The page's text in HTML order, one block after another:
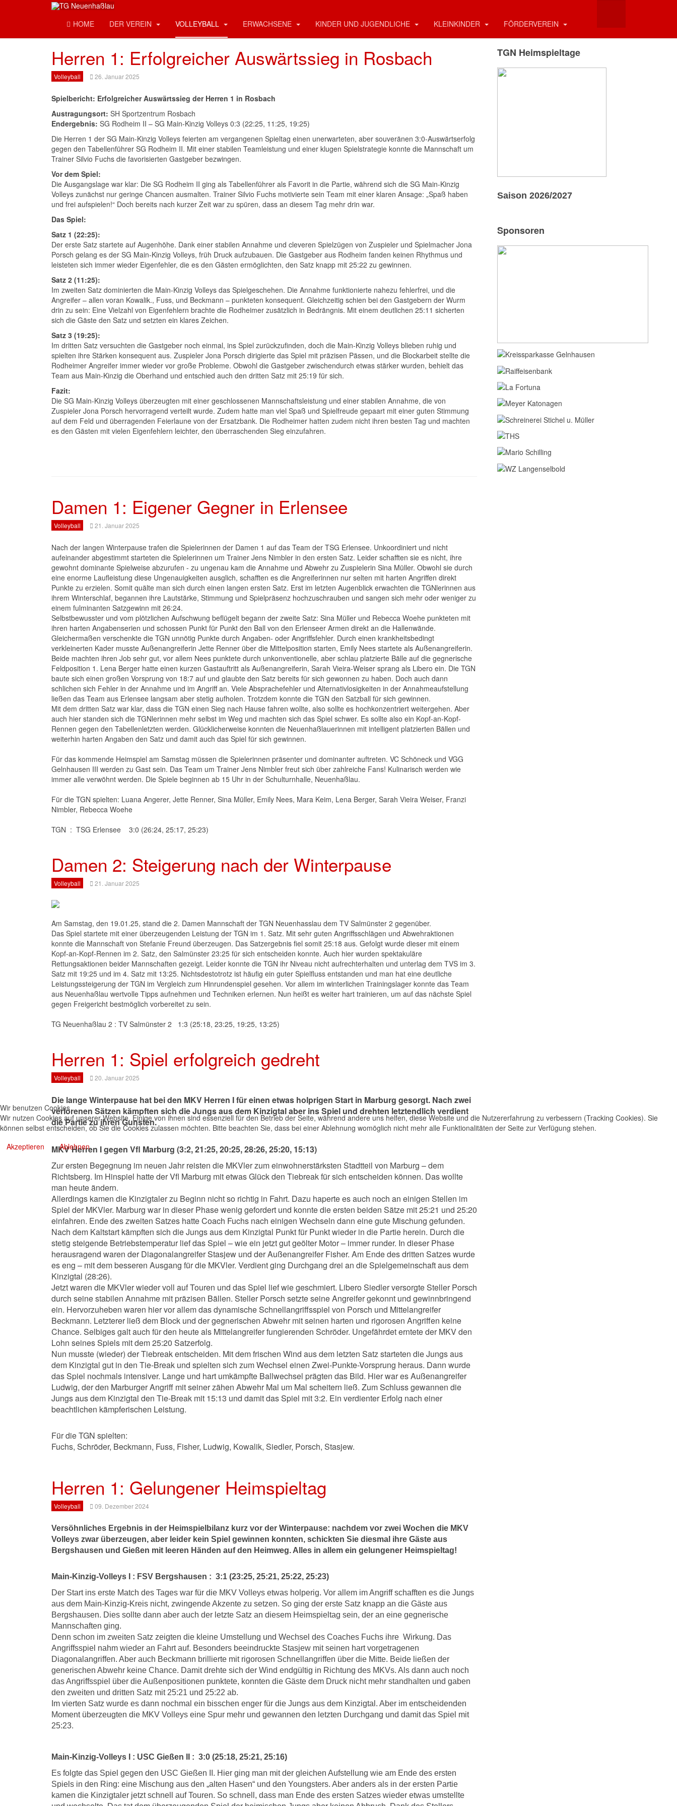
HOME DER VEREIN VOLLEYBALL ERWACHSENE KINDER UND JUGENDLICHE KLEINKINDER FÖRDERVEREIN
Herren 1: Erfolgreicher Auswärtssieg in Rosbach
Volleyball 26. Januar 2025
Spielbericht: Erfolgreicher Auswärtssieg der Herren 1 in Rosbach
Austragungsort: SH Sportzentrum Rosbach
Endergebnis: SG Rodheim II – SG Main-Kinzig Volleys 0:3 (22:25, 11:25, 19:25)
Die Herren 1 der SG Main-Kinzig Volleys feierten am vergangenen Spieltag einen unerwarteten, aber souveränen 3:0-Auswärtserfolg
gegen den Tabellenführer SG Rodheim II. Mit einer stabilen Teamleistung und einer klugen Spielstrategie konnte die Mannschaft um
Trainer Silvio Fuchs die favorisierten Gastgeber bezwingen.
Vor dem Spiel:
Die Ausgangslage war klar: Die SG Rodheim II ging als Tabellenführer als Favorit in die Partie, während sich die SG Main-Kinzig
Volleys zunächst nur geringe Chancen ausmalten. Trainer Silvio Fuchs motivierte sein Team mit einer klaren Ansage: „Spaß haben
und frei aufspielen!“ Doch bereits nach kurzer Zeit war zu spüren, dass an diesem Tag mehr drin war.
Das Spiel:
Satz 1 (22:25):
Der erste Satz startete auf Augenhöhe. Dank einer stabilen Annahme und cleveren Spielzügen von Zuspieler und Spielmacher Jona
Porsch gelang es der SG Main-Kinzig Volleys, früh Druck aufzubauen. Die Gastgeber aus Rodheim fanden keinen Rhythmus und
leisteten sich immer wieder Eigenfehler, die es den Gästen ermöglichten, den Satz knapp mit 25:22 zu gewinnen.
Satz 2 (11:25):
Im zweiten Satz dominierten die Main-Kinzig Volleys das Spielgeschehen. Die Annahme funktionierte nahezu fehlerfrei, und die
Angreifer – allen voran Kowalik., Fuss, und Beckmann – punkteten konsequent. Gleichzeitig schien bei den Gastgebern der Wurm
drin zu sein: Eine Vielzahl von Eigenfehlern brachte die Rodheimer zusätzlich in Bedrängnis. Mit einem deutlichen 25:11 sicherten
sich die Gäste den Satz und setzten ein klares Zeichen.
Satz 3 (19:25):
Im dritten Satz versuchten die Gastgeber noch einmal, ins Spiel zurückzufinden, doch die Main-Kinzig Volleys blieben ruhig und
spielten ihre Stärken konsequent aus. Zuspieler Jona Porsch dirigierte das Spiel mit präzisen Pässen, und die Blockarbeit stellte die
Rodheimer Angreifer immer wieder vor große Probleme. Obwohl die Gastgeber zwischendurch etwas stärker wurden, behielt das
Team aus Main-Kinzig die Oberhand und entschied auch den dritten Satz mit 25:19 für sich.
Fazit:
Die SG Main-Kinzig Volleys überzeugten mit einer geschlossenen Mannschaftsleistung und einer stabilen Annahme, die von
Zuspieler Jona Porsch hervorragend verteilt wurde. Zudem hatte man viel Spaß und Spielfreude gepaart mit einer guten Stimmung
auf dem Feld und überragenden Feierlaune von der Ersatzbank. Die Rodheimer hatten zudem nicht ihren besten Tag und machten
es den Gästen mit vielen Eigenfehlern leichter, den überraschenden Sieg einzufahren.
Damen 1: Eigener Gegner in Erlensee
Volleyball 21. Januar 2025
Nach der langen Winterpause trafen die Spielerinnen der Damen 1 auf das Team der TSG Erlensee. Unkoordiniert und nicht
aufeinander abgestimmt starteten die Spielerinnen um Trainer Jens Nimbler in den ersten Satz. Leider schafften sie es nicht, ihre
gewohnt dominante Spielweise abzurufen - zu ungenau kam die Annahme und Abwehr zu Zuspielerin Sina Müller. Obwohl sie durch
eine enorme Laufleistung diese Ungenauigkeiten ausglich, schafften es die Angreiferinnen nur selten mit harten Angriffen direkt
Punkte zu erzielen. Somit quälte man sich durch einen langen ersten Satz. Erst im letzten Augenblick erwachten die TGNlerinnen aus
ihrem Winterschlaf, begannen ihre Lautstärke, Stimmung und Spielpräsenz hochzuschrauben und sangen sich mehr oder weniger zu
einem fulminanten Satzgewinn mit 26:24.
Selbstbewusster und vom plötzlichen Aufschwung beflügelt begann der zweite Satz: Sina Müller und Rebecca Woehe punkteten mit
ihren harten Angabenserien und schossen Punkt für Punkt den Ball von den Erlenseer Armen direkt an die Hallenwände.
Gleichermaßen verschenkte die TGN unnötig Punkte durch Angaben- oder Angriffsfehler. Durch einen krankheitsbedingt
verkleinerten Kader musste Außenangreiferin Jette Renner über die Mittelposition starten, Emily Nees startete als Außenangreiferin.
Beide machten ihren Job sehr gut, vor allem Nees punktete durch unkonventionelle, aber schlau platzierte Bälle auf die gegnerische
Feldposition 1. Lena Berger hatte einen kurzen Gastauftritt als Außenangreiferin, Sarah Vieira-Weiser sprang als Libero ein. Die TGN
baute sich einen großen Vorsprung von 18:7 auf und glaubte den Satz bereits für sich gewonnen zu haben. Doch auch dann
schlichen sich Fehler in der Annahme und im Angriff an. Viele Absprachefehler und Alternativlosigkeiten in der Annahmeaufstellung
ließen das Team aus Erlensee langsam aber stetig aufholen. Trotzdem konnte die TGN den Satzball für sich gewinnen.
Mit dem dritten Satz war klar, dass die TGN einen Sieg nach Hause fahren wollte, also sollte es hochkonzentriert weitergehen. Aber
auch hier standen sich die TGNlerinnen mehr selbst im Weg und machten sich das Spiel schwer. Es sollte also ein Kopf-an-Kopf-
Rennen gegen den Tabellenletzten werden. Glücklicherweise konnten die Neuenhaßlauerinnen mit intelligent platzierten Bällen und
weiterhin harten Angaben den Satz und damit auch das Spiel für sich gewinnen.
Für das kommende Heimspiel am Samstag müssen die Spielerinnen präsenter und dominanter auftreten. VC Schöneck und VGG
Gelnhausen III werden zu Gast sein. Das Team um Trainer Jens Nimbler freut sich über zahlreiche Fans! Kulinarisch werden wie
immer alle verwöhnt werden. Die Spiele beginnen ab 15 Uhr in der Schulturnhalle, Neuenhaßlau.
Für die TGN spielten: Luana Angerer, Jette Renner, Sina Müller, Emily Nees, Mara Keim, Lena Berger, Sarah Vieira Weiser, Franzi
Nimbler, Rebecca Woehe
TGN : TSG Erlensee 3:0 (26:24, 25:17, 25:23)
Damen 2: Steigerung nach der Winterpause
Volleyball 21. Januar 2025
Am Samstag, den 19.01.25, stand die 2. Damen Mannschaft der TGN Neuenhasslau dem TV Salmünster 2 gegenüber.
Das Spiel startete mit einer überzeugenden Leistung der TGN im 1. Satz. Mit sehr guten Angriffsschlägen und Abwehraktionen
konnte die Mannschaft von Stefanie Freund überzeugen. Das Satzergebnis fiel somit 25:18 aus. Gefolgt wurde dieser mit einem
Kopf-an-Kopf-Rennen im 2. Satz, den Salmünster 23:25 für sich entscheiden konnte. Auch hier wurden spektakuläre
Rettungsaktionen beider Mannschaften gezeigt. Leider konnte die TGN ihr Niveau nicht aufrechterhalten und unterlag dem TVS im 3.
Satz mit 19:25 und im 4. Satz mit 13:25. Nichtsdestotrotz ist häufig ein guter Spielfluss entstanden und man hat eine deutliche
Leistungssteigerung der TGN im Vergleich zum Hinrundenspiel gesehen. Vor allem im winterlichen Trainingslager konnte das Team
aus Neuenhaßlau wertvolle Tipps aufnehmen und Techniken erlernen. Nun heißt es weiter hart trainieren, um auf das nächste Spiel
gegen Freigericht bestmöglich vorbereitet zu sein.
TG Neuenhaßlau 2 : TV Salmünster 2 1:3 (25:18, 23:25, 19:25, 13:25)
Herren 1: Spiel erfolgreich gedreht
Volleyball 20. Januar 2025
Die lange Winterpause hat bei den MKV Herren I für einen etwas holprigen Start in Marburg gesorgt. Nach zwei
verlorenen Sätzen kämpften sich die Jungs aus dem Kinzigtal aber ins Spiel und drehten letztendlich verdient
die Partie zu ihren Gunsten.
MKV Herren I gegen Vfl Marburg (3:2, 21:25, 20:25, 28:26, 25:20, 15:13)
Zur ersten Begegnung im neuen Jahr reisten die MKVler zum einwohnerstärksten Stadtteil von Marburg – dem
Richtsberg. Im Hinspiel hatte der Vfl Marburg mit etwas Glück den Tiebreak für sich entscheiden können. Das wollte
man heute ändern.
Allerdings kamen die Kinzigtaler zu Beginn nicht so richtig in Fahrt. Dazu haperte es auch noch an einigen Stellen im
Spiel der MKVler. Marburg war in dieser Phase wenig gefordert und konnte die ersten beiden Sätze mit 25:21 und 25:20
einfahren. Ende des zweiten Satzes hatte Coach Fuchs nach einigen Wechseln dann eine gute Mischung gefunden.
Nach dem Kaltstart kämpften sich die Jungs aus dem Kinzigtal Punkt für Punkt wieder in die Partie herein. Durch die
stetig steigende Betriebstemperatur lief das Spiel – wie ein jetzt gut geölter Motor – immer runder. In dieser Phase
herausragend waren der Diagonalangreifer Stasjew und der Außenangreifer Fisher. Am Ende des dritten Satzes wurde
es eng – mit dem besseren Ausgang für die MKVler. Verdient ging Durchgang drei an die Spielgemeinschaft aus dem
Kinzigtal (28:26).
Jetzt waren die MKVler wieder voll auf Touren und das Spiel lief wie geschmiert. Libero Siedler versorgte Steller Porsch
durch seine stabilen Annahme mit präzisen Bällen. Steller Porsch setzte seine Angreifer gekonnt und gewinnbringend
ein. Hervorzuheben waren hier vor allem das dynamische Schnellangriffsspiel von Porsch und Mittelangreifer
Beckmann. Letzterer ließ dem Block und der gegnerischen Abwehr mit seinen harten und rigorosen Angriffen keine
Chance. Selbiges galt auch für den heute als Mittelangreifer fungierenden Schröder. Ungefährdet erntete der MKV den
Lohn seines Spiels mit dem 25:20 Satzerfolg.
Nun musste (wieder) der Tiebreak entscheiden. Mit dem frischen Wind aus dem letzten Satz starteten die Jungs aus
dem Kinzigtal gut in den Tie-Break und spielten sich zum Wechsel einen Zwei-Punkte-Vorsprung heraus. Dann wurde
das Spiel nochmals intensiver. Lange und hart umkämpfte Ballwechsel prägten das Bild. Hier war es Außenangreifer
Ludwig, der den Marburger Angriff mit seiner zähen Abwehr Mal um Mal scheitern ließ. Zum Schluss gewannen die
Jungs aus dem Kinzigtal den Tie-Break mit 15:13 und damit das Spiel mit 3:2. Ein verdienter Erfolg nach einer
beachtlichen kämpferischen Leistung.
Für die TGN spielten:
Fuchs, Schröder, Beckmann, Fuss, Fisher, Ludwig, Kowalik, Siedler, Porsch, Stasjew.
Herren 1: Gelungener Heimspieltag
Volleyball 09. Dezember 2024
Versöhnliches Ergebnis in der Heimspielbilanz kurz vor der Winterpause: nachdem vor zwei Wochen die MKV
Volleys zwar überzeugen, aber leider kein Spiel gewinnen konnten, schickten Sie diesmal ihre Gäste aus
Bergshausen und Gießen mit leeren Händen auf den Heimweg. Alles in allem ein gelungener Heimspieltag!
Main-Kinzig-Volleys I : FSV Bergshausen : 3:1 (23:25, 25:21, 25:22, 25:23)
Der Start ins erste Match des Tages war für die MKV Volleys etwas holperig. Vor allem im Angriff schafften es die Jungs
aus dem Main-Kinzig-Kreis nicht, zwingende Akzente zu setzen. So ging der erste Satz knapp an die Gäste aus
Bergshausen. Dies sollte dann aber auch der letzte Satz an diesem Heimspieltag sein, der an eine gegnerische
Mannschaften ging.
Denn schon im zweiten Satz zeigten die kleine Umstellung und Wechsel des Coaches Fuchs ihre Wirkung. Das
Angriffsspiel nahm wieder an Fahrt auf. Besonders beeindruckte Stasjew mit seinen hart vorgetragenen
Diagonalangriffen. Aber auch Beckmann brillierte mit rigorosen Schnellangriffen über die Mitte. Beide ließen der
generischen Abwehr keine Chance. Damit drehte sich der Wind endgültig in Richtung des MKVs. Als dann auch noch
das Angriffsspiel über die Außenpositionen punktete, konnten die Gäste dem Druck nicht mehr standhalten und gaben
den zweiten und dritten Satz mit 25:21 und 25:22 ab.
Im vierten Satz wurde es dann nochmal ein bisschen enger für die Jungs aus dem Kinzigtal. Aber im entscheidenden
Moment überzeugten die MKV Volleys eine Spur mehr und gewannen den letzten Durchgang und damit das Spiel mit
25:23.
Main-Kinzig-Volleys I : USC Gießen II : 3:0 (25:18, 25:21, 25:16)
Es folgte das Spiel gegen den USC Gießen II. Hier ging man mit der gleichen Aufstellung wie am Ende des ersten
Spiels in den Ring: eine Mischung aus den „alten Hasen“ und den Youngsters. Aber anders als in der ersten Partie
kamen die Kinzigtaler jetzt schnell auf Touren. So schnell, dass man Ende des ersten Satzes wieder etwas umstellte
TGN Heimspieltage
Saison 2026/2027
Sponsoren
Wir benutzen Cookies
Wir nutzen Cookies auf unserer Website. Einige von ihnen sind essenziell für den Betrieb der Seite, während andere uns helfen, diese Website und die Nutzererfahrung zu verbessern (Tracking Cookies). Sie
können selbst entscheiden, ob Sie die Cookies zulassen möchten. Bitte beachten Sie, dass bei einer Ablehnung womöglich nicht mehr alle Funktionalitäten der Seite zur Verfügung stehen.
Akzeptieren
Ablehnen